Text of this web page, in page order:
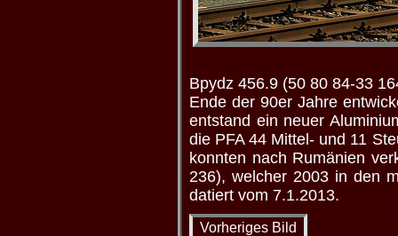
Bpydz 456.9 (50 80 84-33
Ende der 90er Jahre
entstand ein neuer
die PFA 44 Mittel- und 11
konnten nach Rumänien
236), welcher 2003 in den
datiert vom 7.1.2013.
Vorheriges Bild